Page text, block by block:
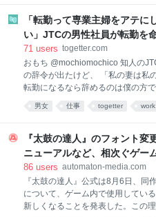
「転勤って専業主婦をアテ
い」JTCの男性社員が転勤を
るので、それなら辞める」と
71 users togetter.com
おもち @mochiomochico 知人の
の辞令が出たけど、 「私の妻は私
転勤になるなら辞めるのは僕の方
るのに妻にフルワンオペさせられ
で、転勤がなくなった話を聞いた
と思う。 x.com/JapanTank/stat…
20:31:33 ゆな先生 @JapanTank
転勤を極度に嫌がるんだ?」 って、
ゃ妻の給与損失と将来の昇進機会
よっていう。 2026-08-05 14:46:48
男女 仕事 togetter work
『太鼓の達人』のフォント変
ニューアルなど、相次ぐゲー
ビスLETS“大幅値上げ騒動”の
AUTOMATON
86 users automaton-media.com
『太鼓の達人』公式は8月6日、同
について、ゲーム内で使用してい
新しくなることを発表した。この